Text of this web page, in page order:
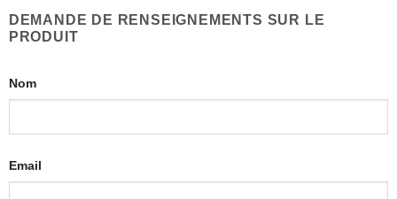
DEMANDE DE RENSEIGNEMENTS SUR LE
PRODUIT
Nom
Email